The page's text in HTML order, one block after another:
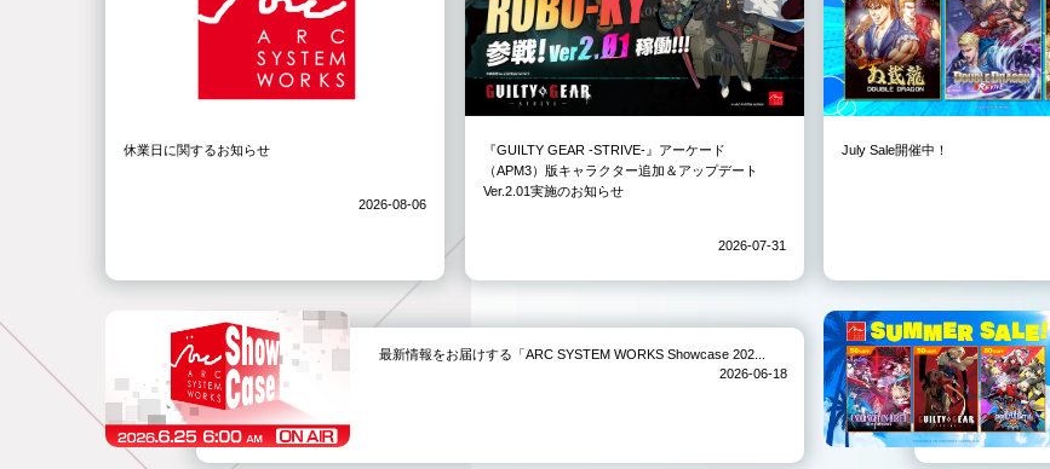
休業日に関するお知らせ
2026-08-06
『GUILTY GEAR -STRIVE-』アーケード
（APM3）版キャラクター追加＆アップデート
Ver.2.01実施のお知らせ
2026-07-31
July Sale開催中！
最新情報をお届けする「ARC SYSTEM WORKS Showcase 202...
2026-06-18